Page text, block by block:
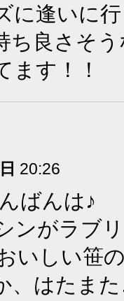
に逢いに
ち良さそ
ます！！
20:26
ばんは♪
ンがラブ
しい笹
、はたま